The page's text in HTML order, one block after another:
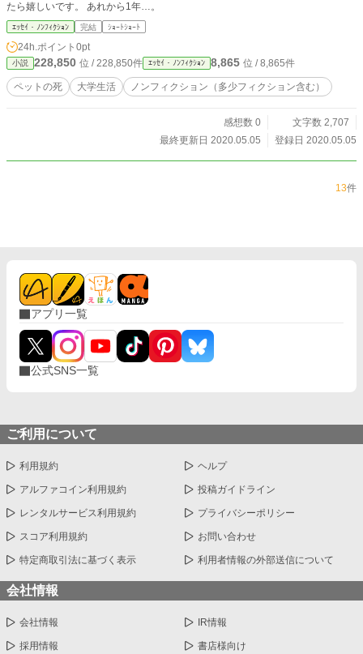
たら嬉しいです。 あれから1年…。
ｴｯｾｲ・ﾉﾝﾌｨｸｼｮﾝ 完結 ｼｮｰﾄｼｮｰﾄ
24h.ポイント 0pt
小説 228,850 位 / 228,850件 ｴｯｾｲ・ﾉﾝﾌｨｸｼｮﾝ 8,865 位 / 8,865件
ペットの死 大学生活 ノンフィクション（多少フィクション含む）
感想数 0
文字数 2,707
最終更新日 2020.05.05
登録日 2020.05.05
13件
アプリ一覧
公式SNS一覧
ご利用について
利用規約 ヘルプ
アルファコイン利用規約 投稿ガイドライン
レンタルサービス利用規約 プライバシーポリシー
スコア利用規約 お問い合わせ
特定商取引法に基づく表示 利用者情報の外部送信について
会社情報
会社情報 IR情報
採用情報 書店様向け